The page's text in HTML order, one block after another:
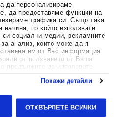
да персонализираме
да предоставяме функции на
трафика си. Също така
по който използвате
си социални медии, рекламните
анализ, които може да я
им от Вас информация
от ползването от Ваша
продължите да използвате
Покажи детайли
ОТХВЪРЛЕТЕ ВСИЧКИ
на човешки заболявания.
ако сте бременна, кърмите,
някакви здравословни проблеми,
добавка. Непрекъснато се
точна и валидна информация. Ако
относно тях, моля свържете
с нас.
• Website by